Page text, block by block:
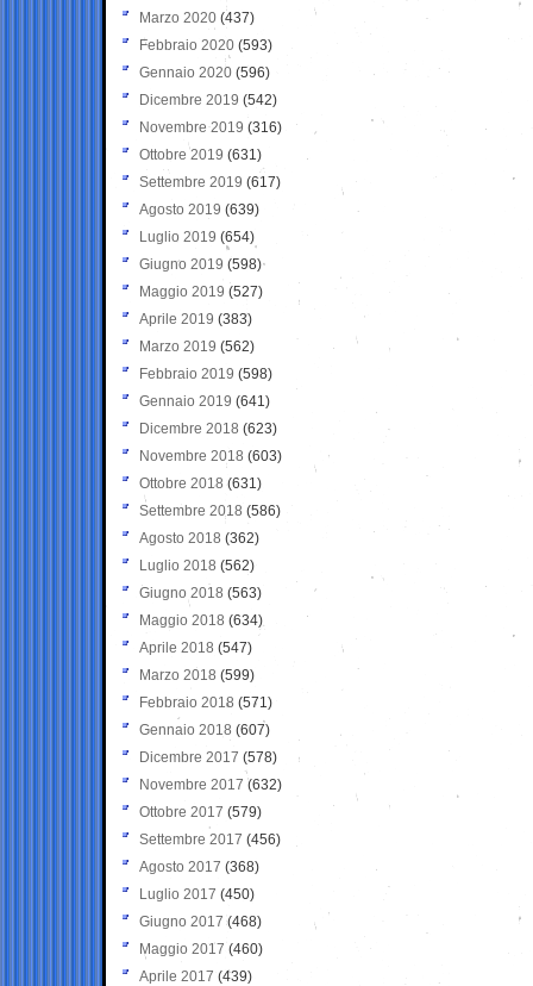
Marzo 2020 (437)
Febbraio 2020 (593)
Gennaio 2020 (596)
Dicembre 2019 (542)
Novembre 2019 (316)
Ottobre 2019 (631)
Settembre 2019 (617)
Agosto 2019 (639)
Luglio 2019 (654)
Giugno 2019 (598)
Maggio 2019 (527)
Aprile 2019 (383)
Marzo 2019 (562)
Febbraio 2019 (598)
Gennaio 2019 (641)
Dicembre 2018 (623)
Novembre 2018 (603)
Ottobre 2018 (631)
Settembre 2018 (586)
Agosto 2018 (362)
Luglio 2018 (562)
Giugno 2018 (563)
Maggio 2018 (634)
Aprile 2018 (547)
Marzo 2018 (599)
Febbraio 2018 (571)
Gennaio 2018 (607)
Dicembre 2017 (578)
Novembre 2017 (632)
Ottobre 2017 (579)
Settembre 2017 (456)
Agosto 2017 (368)
Luglio 2017 (450)
Giugno 2017 (468)
Maggio 2017 (460)
Aprile 2017 (439)